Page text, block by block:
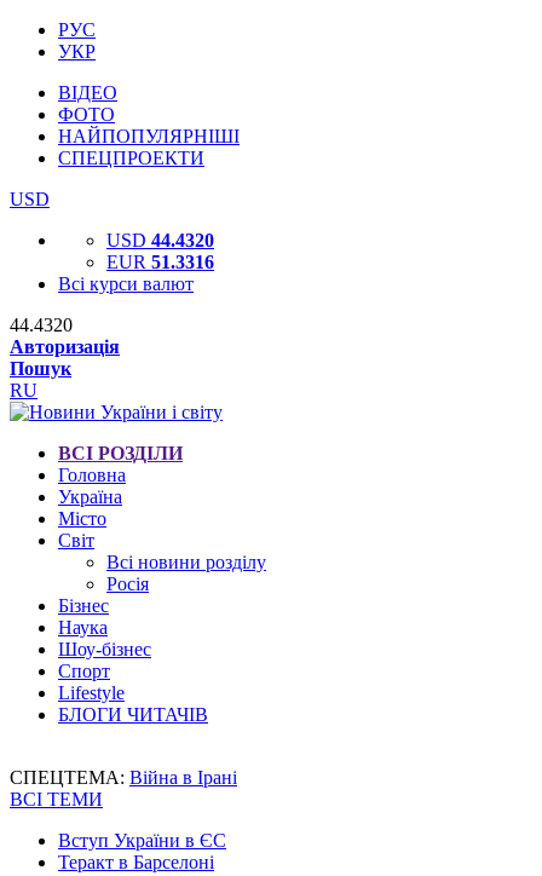
РУС
УКР
ВІДЕО
ФОТО
НАЙПОПУЛЯРНІШІ
СПЕЦПРОЕКТИ
USD
USD 44.4320
EUR 51.3316
Всі курси валют
44.4320
Авторизація
Пошук
RU
ВСІ РОЗДІЛИ
Головна
Україна
Місто
Світ
Всі новини розділу
Росія
Бізнес
Наука
Шоу-бізнес
Спорт
Lifestyle
БЛОГИ ЧИТАЧІВ
СПЕЦТЕМА: Війна в Ірані
ВСІ ТЕМИ
Вступ України в ЄС
Теракт в Барселоні